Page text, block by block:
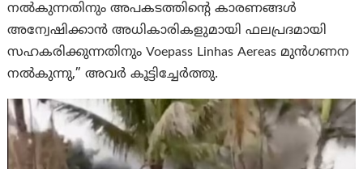
നൽകുന്നതിനും അപകടത്തിൻ്റെ കാരണങ്ങൾ
അന്വേഷിക്കാൻ അധികാരികളുമായി ഫലപ്രദമായി
സഹകരിക്കുന്നതിനും Voepass Linhas Aereas മുൻഗണന
നൽകുന്നു,” അവര്‍ കൂട്ടിച്ചേർത്തു.